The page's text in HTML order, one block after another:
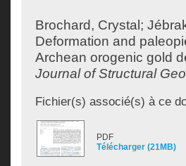
Brochard, Crystal ;
Deformation and
Archean orogenic gold
Journal of Structural
Fichier(s) associé(s) à ce
PDF
Télécharger (21MB)